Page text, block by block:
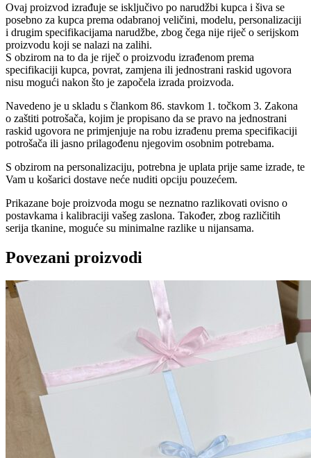
Ovaj proizvod izrađuje se isključivo po narudžbi kupca i šiva se
posebno za kupca prema odabranoj veličini, modelu, personalizaciji
i drugim specifikacijama narudžbe, zbog čega nije riječ o serijskom
proizvodu koji se nalazi na zalihi.
S obzirom na to da je riječ o proizvodu izrađenom prema
specifikaciji kupca, povrat, zamjena ili jednostrani raskid ugovora
nisu mogući nakon što je započela izrada proizvoda.
Navedeno je u skladu s člankom 86. stavkom 1. točkom 3. Zakona
o zaštiti potrošača, kojim je propisano da se pravo na jednostrani
raskid ugovora ne primjenjuje na robu izrađenu prema specifikaciji
potrošača ili jasno prilagođenu njegovim osobnim potrebama.
S obzirom na personalizaciju, potrebna je uplata prije same izrade, te
Vam u košarici dostave neće nuditi opciju pouzećem.
Prikazane boje proizvoda mogu se neznatno razlikovati ovisno o
postavkama i kalibraciji vašeg zaslona. Također, zbog različitih
serija tkanine, moguće su minimalne razlike u nijansama.
Povezani proizvodi